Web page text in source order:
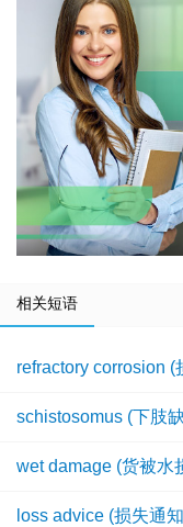
相关短语
refractory corrosion (
schistosomus (下肢
wet damage (货被水
loss advice (损失通